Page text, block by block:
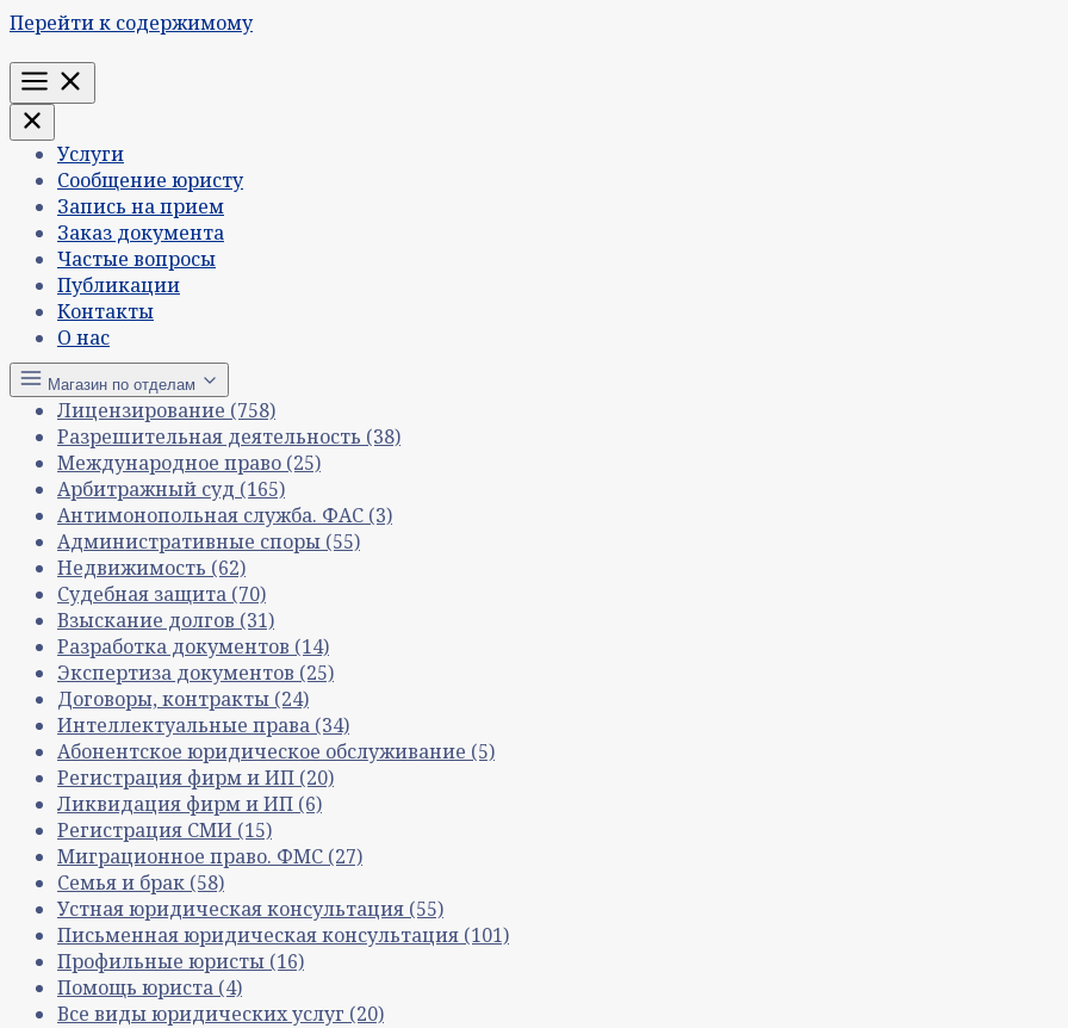
Перейти к содержимому
Меню
Услуги
Сообщение юристу
Запись на прием
Заказ документа
Частые вопросы
Публикации
Контакты
О нас
Магазин по отделам
Лицензирование (758)
Разрешительная деятельность (38)
Международное право (25)
Арбитражный суд (165)
Антимонопольная служба. ФАС (3)
Административные споры (55)
Недвижимость (62)
Судебная защита (70)
Взыскание долгов (31)
Разработка документов (14)
Экспертиза документов (25)
Договоры, контракты (24)
Интеллектуальные права (34)
Абонентское юридическое обслуживание (5)
Регистрация фирм и ИП (20)
Ликвидация фирм и ИП (6)
Регистрация СМИ (15)
Миграционное право. ФМС (27)
Семья и брак (58)
Устная юридическая консультация (55)
Письменная юридическая консультация (101)
Профильные юристы (16)
Помощь юриста (4)
Все виды юридических услуг (20)